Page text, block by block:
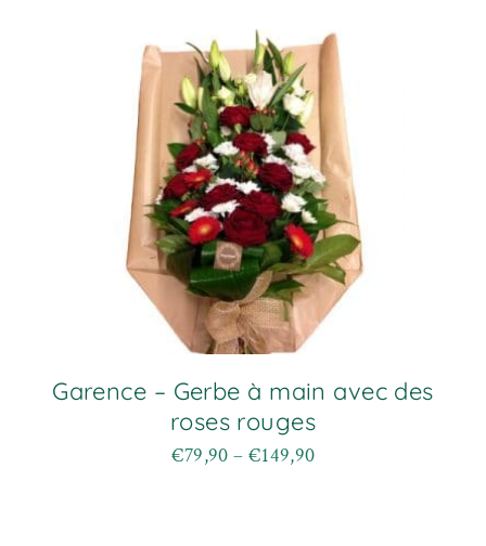
Garence – Gerbe à main avec des
roses rouges
€79,90 – €149,90
Plage